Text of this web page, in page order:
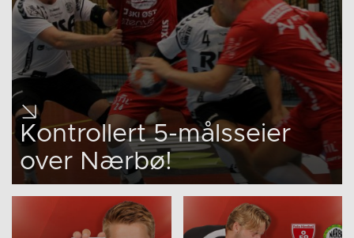
Kontrollert 5-målsseier
over Nærbø!